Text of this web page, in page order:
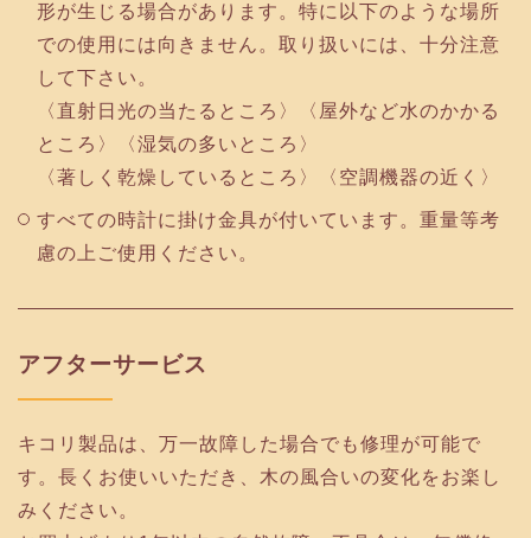
形が生じる場合があります。特に以下のような場所
での使用には向きません。取り扱いには、十分注意
して下さい。
〈直射日光の当たるところ〉〈屋外など水のかかる
ところ〉〈湿気の多いところ〉
〈著しく乾燥しているところ〉〈空調機器の近く〉
すべての時計に掛け金具が付いています。重量等考
慮の上ご使用ください。
アフターサービス
キコリ製品は、万一故障した場合でも修理が可能で
す。長くお使いいただき、木の風合いの変化をお楽し
みください。